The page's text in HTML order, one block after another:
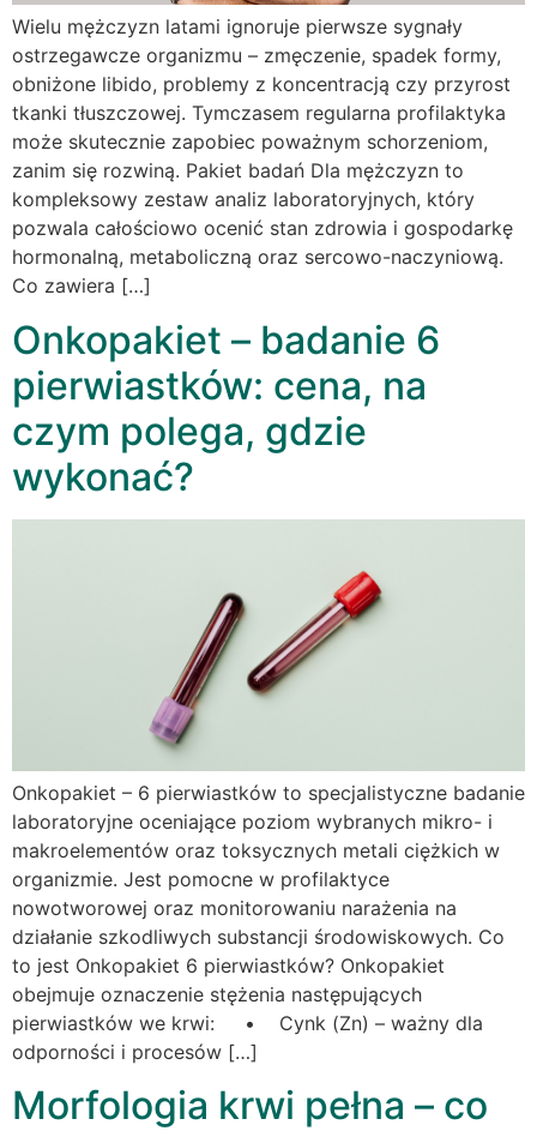
Wielu mężczyzn latami ignoruje pierwsze sygnały
ostrzegawcze organizmu – zmęczenie, spadek formy,
obniżone libido, problemy z koncentracją czy przyrost
tkanki tłuszczowej. Tymczasem regularna profilaktyka
może skutecznie zapobiec poważnym schorzeniom,
zanim się rozwiną. Pakiet badań Dla mężczyzn to
kompleksowy zestaw analiz laboratoryjnych, który
pozwala całościowo ocenić stan zdrowia i gospodarkę
hormonalną, metaboliczną oraz sercowo-naczyniową.
Co zawiera […]
Onkopakiet – badanie 6
pierwiastków: cena, na
czym polega, gdzie
wykonać?
Onkopakiet – 6 pierwiastków to specjalistyczne badanie
laboratoryjne oceniające poziom wybranych mikro- i
makroelementów oraz toksycznych metali ciężkich w
organizmie. Jest pomocne w profilaktyce
nowotworowej oraz monitorowaniu narażenia na
działanie szkodliwych substancji środowiskowych. Co
to jest Onkopakiet 6 pierwiastków? Onkopakiet
obejmuje oznaczenie stężenia następujących
pierwiastków we krwi: • Cynk (Zn) – ważny dla
odporności i procesów […]
Morfologia krwi pełna – co